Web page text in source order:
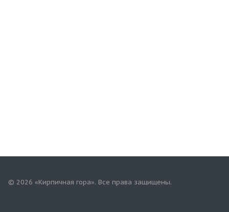
© 2026 «Кирпичная гора». Все права защищены.